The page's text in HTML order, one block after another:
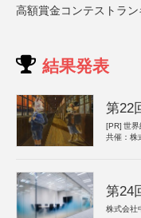
高額賞金コンテストラン
結果発表
第22
[PR] 世界
共催：株
第24
株式会社